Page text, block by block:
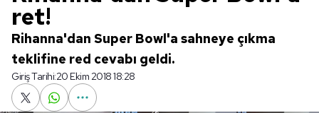
ret!
Rihanna'dan Super Bowl'a sahneye çıkma
teklifine red cevabı geldi.
Giriş Tarihi:20 Ekim 2018 18:28